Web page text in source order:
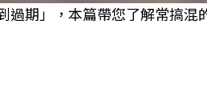
期」，本篇帶您了解常搞混